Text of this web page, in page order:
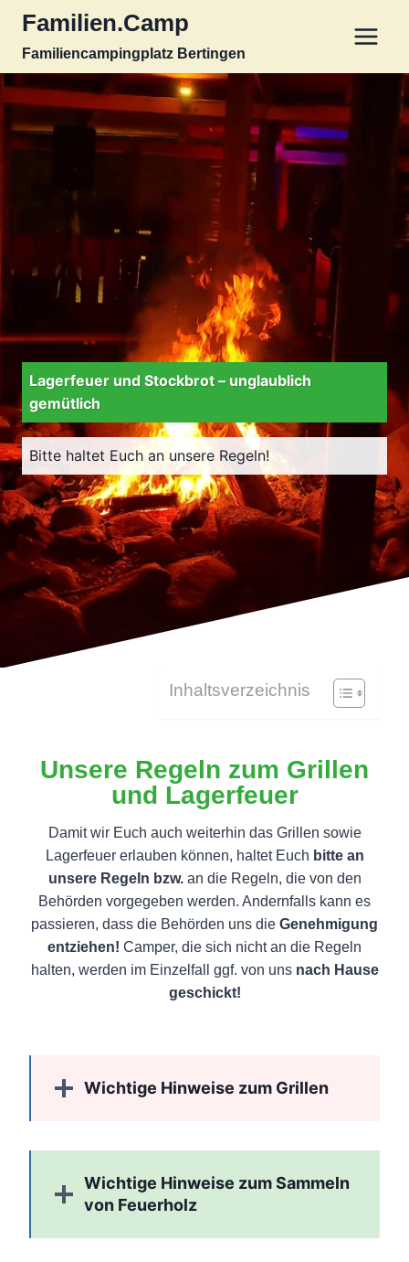
Inhalt
springen
Familien.Camp
Familiencampingplatz Bertingen
Lagerfeuer und Stockbrot – unglaublich
gemütlich
Bitte haltet Euch an unsere Regeln!
Inhaltsverzeichnis
Unsere Regeln zum Grillen
und Lagerfeuer
Damit wir Euch auch weiterhin das Grillen sowie
Lagerfeuer erlauben können, haltet Euch bitte an
unsere Regeln bzw. an die Regeln, die von den
Behörden vorgegeben werden. Andernfalls kann es
passieren, dass die Behörden uns die Genehmigung
entziehen! Camper, die sich nicht an die Regeln
halten, werden im Einzelfall ggf. von unsnach Hause
geschickt!
Wichtige Hinweise zum Grillen
Wichtige Hinweise zum Sammeln
von Feuerholz